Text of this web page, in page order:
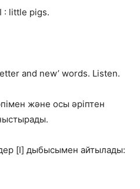
: little pigs.
and new’ words. Listen.
және осы әріптен
[I] дыбысымен айтылады: